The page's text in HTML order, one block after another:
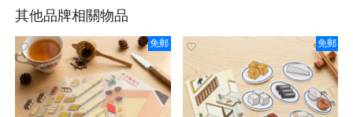
其他品牌相關物品
免郵 免郵